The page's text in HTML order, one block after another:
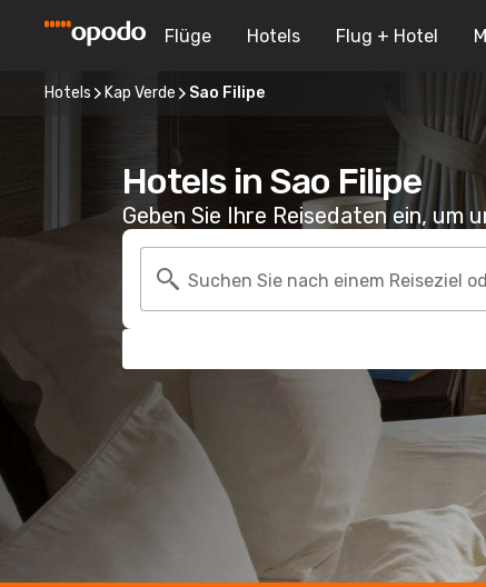
Flüge Hotels Flug + Hotel
Hotels Kap Verde Sao Filipe
Hotels in Sao Filipe
Geben Sie Ihre Reisedaten ein,